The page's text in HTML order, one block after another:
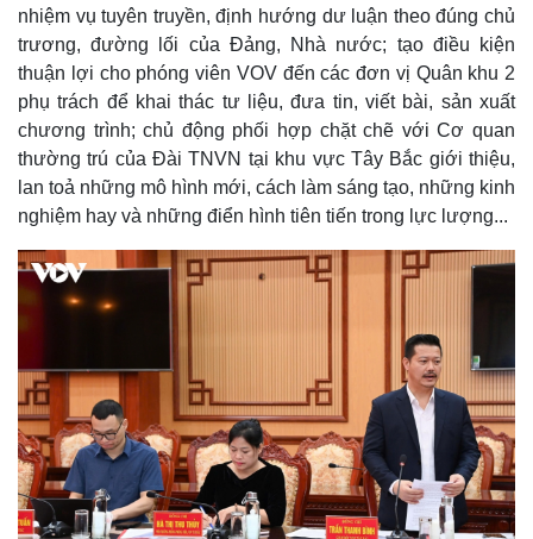
nhiệm vụ tuyên truyền, định hướng dư luận theo đúng chủ
trương, đường lối của Đảng, Nhà nước; tạo điều kiện
thuận lợi cho phóng viên VOV đến các đơn vị Quân khu 2
phụ trách để khai thác tư liệu, đưa tin, viết bài, sản xuất
chương trình; chủ động phối hợp chặt chẽ với Cơ quan
thường trú của Đài TNVN tại khu vực Tây Bắc giới thiệu,
lan toả những mô hình mới, cách làm sáng tạo, những kinh
nghiệm hay và những điển hình tiên tiến trong lực lượng...